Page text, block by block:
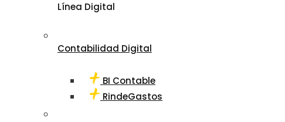
Línea Digital
Contabilidad Digital
BI Contable
RindeGastos